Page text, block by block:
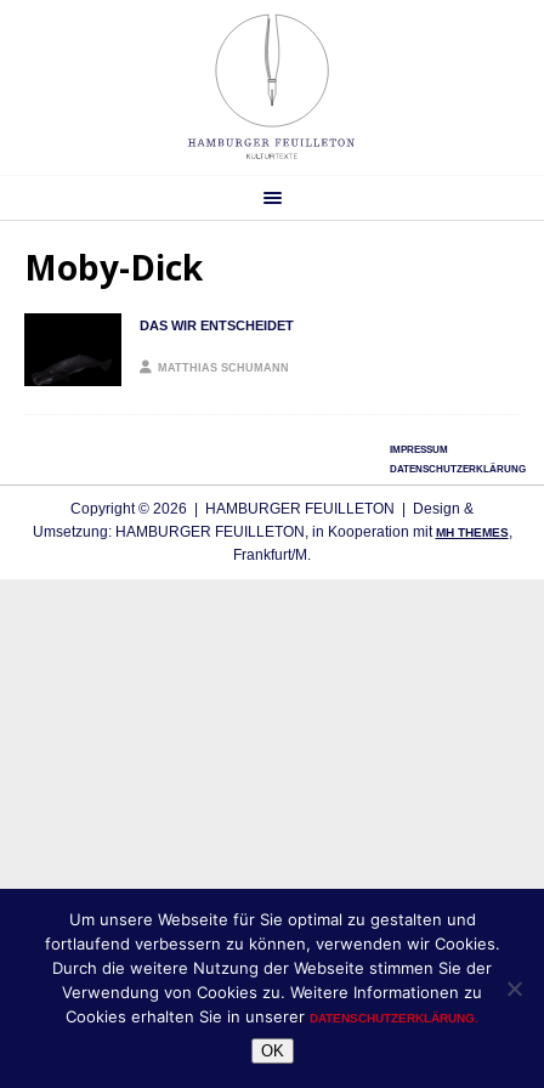
Moby-Dick
DAS WIR ENTSCHEIDET
MATTHIAS SCHUMANN
IMPRESSUM
DATENSCHUTZERKLÄRUNG
Copyright © 2026 | HAMBURGER FEUILLETON | Design &
Umsetzung: HAMBURGER FEUILLETON, in Kooperation mitMH THEMES,
Frankfurt/M.
Um unsere Webseite für Sie optimal zu gestalten und
fortlaufend verbessern zu können, verwenden wir Cookies.
Durch die weitere Nutzung der Webseite stimmen Sie der
Verwendung von Cookies zu. Weitere Informationen zu
Cookies erhalten Sie in unserer DATENSCHUTZERKLÄRUNG.
OK